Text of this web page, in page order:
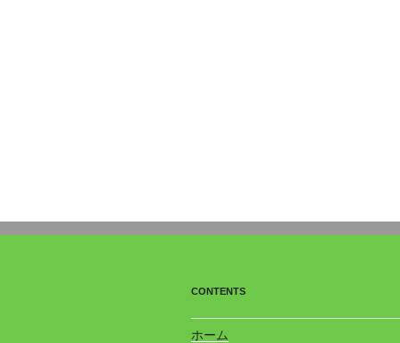
CONTENTS
ホーム